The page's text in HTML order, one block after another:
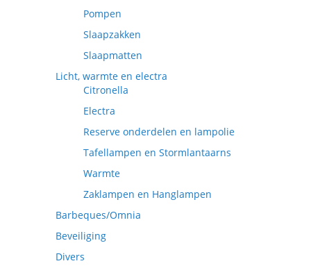
Pompen
Slaapzakken
Slaapmatten
Licht, warmte en electra
Citronella
Electra
Reserve onderdelen en lampolie
Tafellampen en Stormlantaarns
Warmte
Zaklampen en Hanglampen
Barbeques/Omnia
Beveiliging
Divers